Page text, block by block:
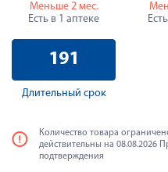
Меньше 2 мес.
Есть в 1 аптеке
191
Длительный срок
Количество товара
действительны на 08.08.2026
подтверждения